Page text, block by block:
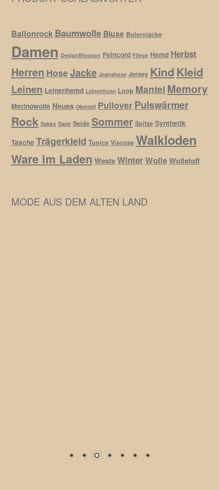
Ballonrock Baumwolle Bluse Bolerojacke
Damen DesignBlouson Feincord Fliege Hemd Herbst
Herren Hose Jacke Jeanshose Jersey KindKleid
Leinen Leinenhemd Leinenhose Loop Mantel Memory
Merinowolle Neues Oberteil Pullover Pulswärmer
Rock Sakko Samt Seide Sommer Spitze Synthetik
Tasche Trägerkleid Tunica Viscose Walkloden
Ware im Laden WesteWinterWolleWollstoff
MODE AUS DEM ALTEN LAND